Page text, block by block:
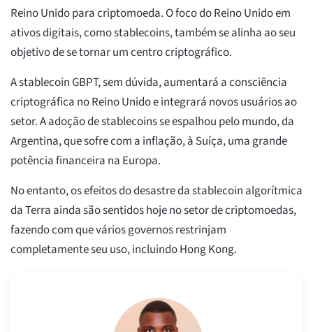
Reino Unido para criptomoeda. O foco do Reino Unido em
ativos digitais, como stablecoins, também se alinha ao seu
objetivo de se tornar um centro criptográfico.
A stablecoin GBPT, sem dúvida, aumentará a consciência
criptográfica no Reino Unido e integrará novos usuários ao
setor. A adoção de stablecoins se espalhou pelo mundo, da
Argentina, que sofre com a inflação, à Suíça, uma grande
potência financeira na Europa.
No entanto, os efeitos do desastre da stablecoin algorítmica
da Terra ainda são sentidos hoje no setor de criptomoedas,
fazendo com que vários governos restrinjam
completamente seu uso, incluindo Hong Kong.